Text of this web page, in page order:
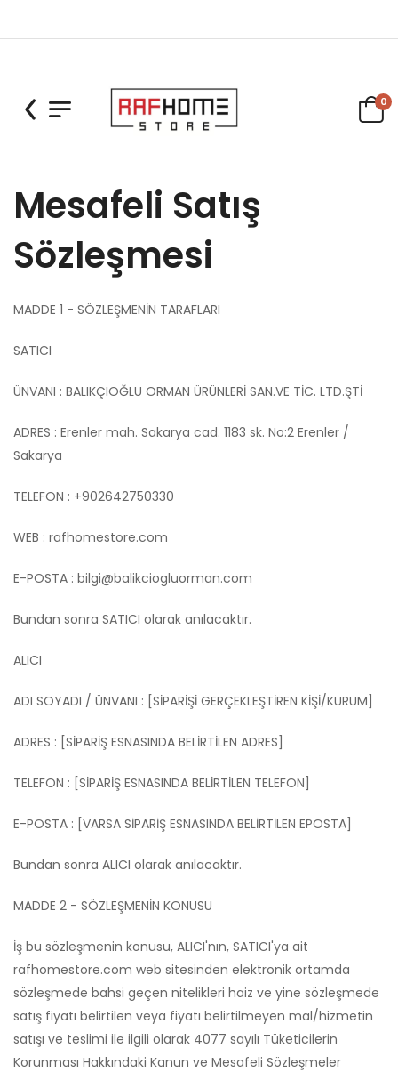
0
Mesafeli Satış
Sözleşmesi
MADDE 1 - SÖZLEŞMENİN TARAFLARI
SATICI
ÜNVANI : BALIKÇIOĞLU ORMAN ÜRÜNLERİ SAN.VE TİC. LTD.ŞTİ
ADRES : Erenler mah. Sakarya cad. 1183 sk. No:2 Erenler /
Sakarya
TELEFON : +902642750330
WEB : rafhomestore.com
E-POSTA : bilgi@balikciogluorman.com
Bundan sonra SATICI olarak anılacaktır.
ALICI
ADI SOYADI / ÜNVANI : [SİPARİŞİ GERÇEKLEŞTİREN KİŞİ/KURUM]
ADRES : [SİPARİŞ ESNASINDA BELİRTİLEN ADRES]
TELEFON : [SİPARİŞ ESNASINDA BELİRTİLEN TELEFON]
E-POSTA : [VARSA SİPARİŞ ESNASINDA BELİRTİLEN EPOSTA]
Bundan sonra ALICI olarak anılacaktır.
MADDE 2 - SÖZLEŞMENİN KONUSU
İş bu sözleşmenin konusu, ALICI'nın, SATICI'ya ait
rafhomestore.com web sitesinden elektronik ortamda
sözleşmede bahsi geçen nitelikleri haiz ve yine sözleşmede
satış fiyatı belirtilen veya fiyatı belirtilmeyen mal/hizmetin
satışı ve teslimi ile ilgili olarak 4077 sayılı Tüketicilerin
Korunması Hakkındaki Kanun ve Mesafeli Sözleşmeler